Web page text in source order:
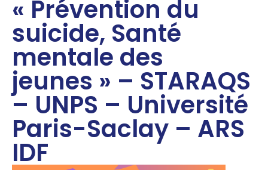
« Prévention du
suicide, Santé
mentale des
jeunes » – STARAQS
– UNPS – Université
Paris-Saclay – ARS
IDF